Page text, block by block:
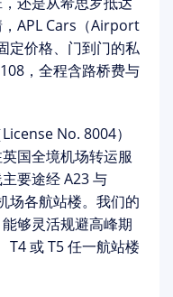
APL Cars（Airport
定价格、门到门的私
，全程含路桥费与
No. 8004）
国全境机场转运服
要途经 A23 与
场各航站楼。我们的
够灵活规避高峰期
T4 或 T5 任一航站楼